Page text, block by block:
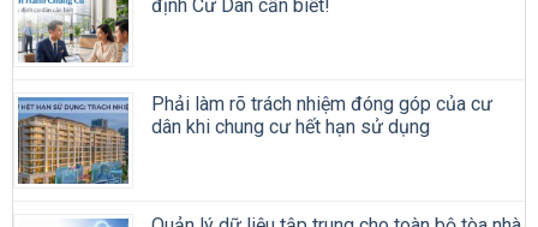
nhà 1:1 miễn phí cùng Building Care